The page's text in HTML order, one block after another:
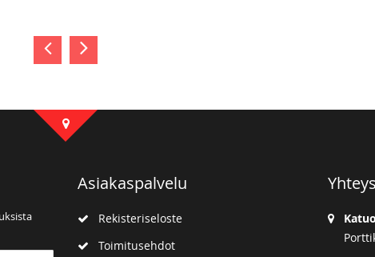
Asiakaspalvelu
Rekisteriseloste
Toimitusehdot